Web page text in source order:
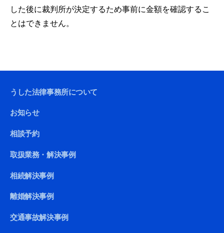
した後に裁判所が決定するため事前に金額を確認するこ
とはできません。
うした法律事務所について
お知らせ
相談予約
取扱業務・解決事例
相続解決事例
離婚解決事例
交通事故解決事例